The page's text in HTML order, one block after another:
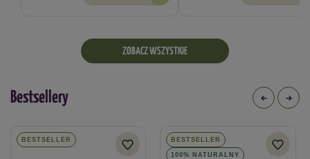
ZOBACZ WSZYSTKIE
Bestsellery
BESTSELLER BESTSELLER
100% NATURALNY